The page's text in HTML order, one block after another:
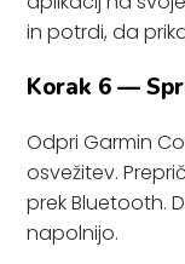
in potrdi, da
Korak 6 —
Odpri Garmin
osvežitev.
prek Bluetooth.
napolnijo.